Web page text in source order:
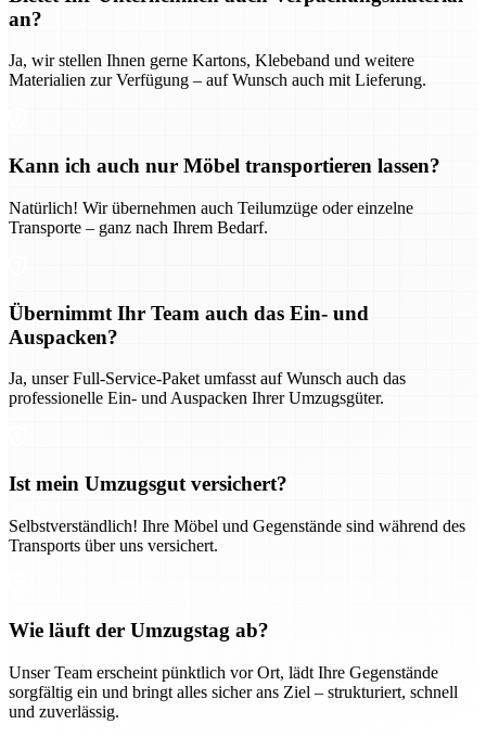
an?
Ja, wir stellen Ihnen gerne Kartons, Klebeband und weitere
Materialien zur Verfügung – auf Wunsch auch mit Lieferung.
Kann ich auch nur Möbel transportieren lassen?
Natürlich! Wir übernehmen auch Teilumzüge oder einzelne
Transporte – ganz nach Ihrem Bedarf.
Übernimmt Ihr Team auch das Ein- und
Auspacken?
Ja, unser Full-Service-Paket umfasst auf Wunsch auch das
professionelle Ein- und Auspacken Ihrer Umzugsgüter.
Ist mein Umzugsgut versichert?
Selbstverständlich! Ihre Möbel und Gegenstände sind während des
Transports über uns versichert.
Wie läuft der Umzugstag ab?
Unser Team erscheint pünktlich vor Ort, lädt Ihre Gegenstände
sorgfältig ein und bringt alles sicher ans Ziel – strukturiert, schnell
und zuverlässig.